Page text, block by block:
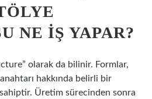
NE IŞ YAPAR?
olarak da bilinir. Formlar,
hakkında belirli bir
Üretim sürecinden sonra